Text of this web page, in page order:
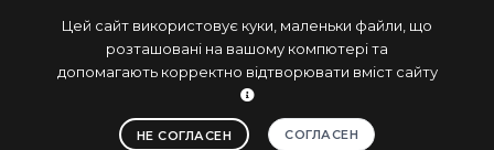
Цей сайт використовує куки, маленьки файли, що
розташовані на вашому компютері та
допомагають корректно відтворювати вміст сайту
НЕ СОГЛАСЕН СОГЛАСЕН
© 2004 - 2026 ПРОКСИС™ - промышленные компьютеры
и системы